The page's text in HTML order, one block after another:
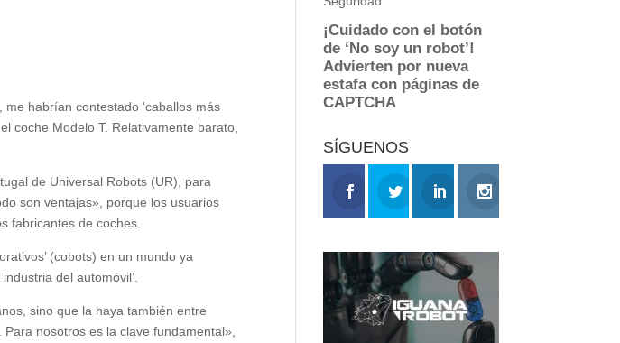
habrían contestado ‘caballos más
coche Modelo T. Relativamente barato,
de Universal Robots (UR), para
son ventajas», porque los usuarios
fabricantes de coches.
(cobots) en un mundo ya
del automóvil’.
sino que la haya también entre
nosotros es la clave fundamental»,
SÍGUENOS